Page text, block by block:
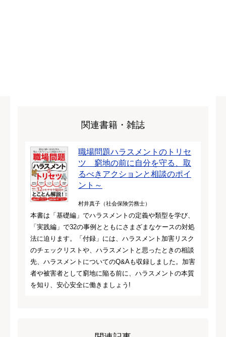
関連書籍・雑誌
職場問題ハラスメントのトリセ
ツ 窮地の前に自分を守る、取
るべきアクションと相談のポイ
ント～
村井真子（社会保険労務士）
本書は「基礎編」でハラスメントの定義や類型を学び、
「実践編」で32の事例とともにさまざまなケースの対処
法に迫ります。「付録」には、ハラスメント加害リスク
のチェックリストや、ハラスメントと思ったときの相談
先、ハラスメントについてのQ&Aも収録しました。加害
者や被害者として窮地に陥る前に、ハラスメントの本質
を知り、安心安全に働きましょう!